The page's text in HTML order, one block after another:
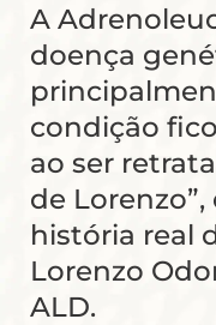
A
doença
condição
ao ser
de
história real
Lorenzo
ALD.